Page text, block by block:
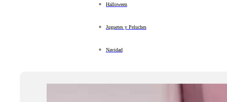
Halloween
Juguetes y Peluches
Navidad